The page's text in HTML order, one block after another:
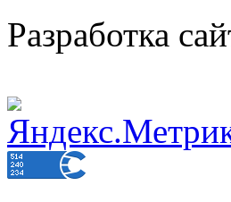
Разработка